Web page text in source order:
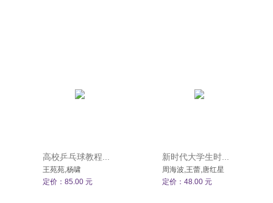
高校乒乓球教程...
王苑苑,杨啸
定价：85.00 元
新时代大学生时...
周海波,王蕾,唐红星
定价：48.00 元